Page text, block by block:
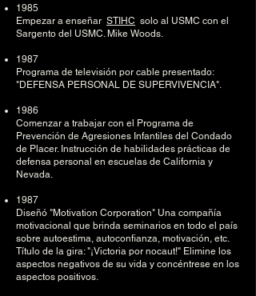
1985
Empezar a enseñar STIHC solo al USMC con el
Sargento del USMC. Mike Woods.
1987
Programa de televisión por cable presentado:
"DEFENSA PERSONAL DE SUPERVIVENCIA".
1986
Comenzar a trabajar con el Programa de
Prevención de Agresiones Infantiles del Condado
de Placer. Instrucción de habilidades prácticas de
defensa personal en escuelas de California y
Nevada.
1987
Diseñó "Motivation Corporation" Una compañía
motivacional que brinda seminarios en todo el país
sobre autoestima, autoconfianza, motivación, etc.
Título de la gira: "¡Victoria por nocaut!" Elimine los
aspectos negativos de su vida y concéntrese en los
aspectos positivos.